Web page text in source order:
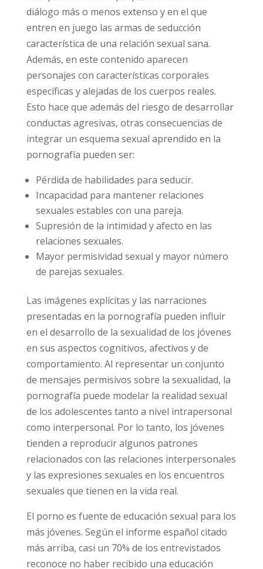
emoción e intimidad. La relación entre los
protagonistas no se basa en una relación
interpersonal en el que pueda haber un
diálogo más o menos extenso y en el que
entren en juego las armas de seducción
característica de una relación sexual sana.
Además, en este contenido aparecen
personajes con características corporales
específicas y alejadas de los cuerpos reales.
Esto hace que además del riesgo de
consecuencias de integrar un esquema sexual
aprendido en la pornografía pueden ser:
Pérdida de habilidades para seducir.
Incapacidad para mantener relaciones
sexuales estables con una pareja.
Supresión de la intimidad y afecto en las
Mayor permisividad sexual y mayor número
de parejas sexuales.
Las imágenes explícitas y las narraciones
presentadas en la pornografía pueden influir
en el desarrollo de la sexualidad de los
jóvenes en sus aspectos cognitivos, afectivos
y de comportamiento. Al representar un
conjunto de mensajes permisivos sobre la
sexualidad, la pornografía puede modelar la
realidad sexual de los adolescentes tanto a
nivel intrapersonal como interpersonal. Por lo
tanto, los jóvenes tienden a reproducir
relaciones interpersonales y las expresiones
sexuales en los encuentros sexuales que
tienen en la vida real.